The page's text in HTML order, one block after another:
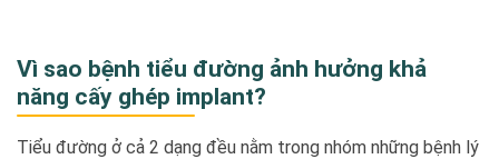
Vì sao bệnh tiểu đường ảnh hưởng khả
năng cấy ghép implant?
Tiểu đường ở cả 2 dạng đều nằm trong nhóm những bệnh lý